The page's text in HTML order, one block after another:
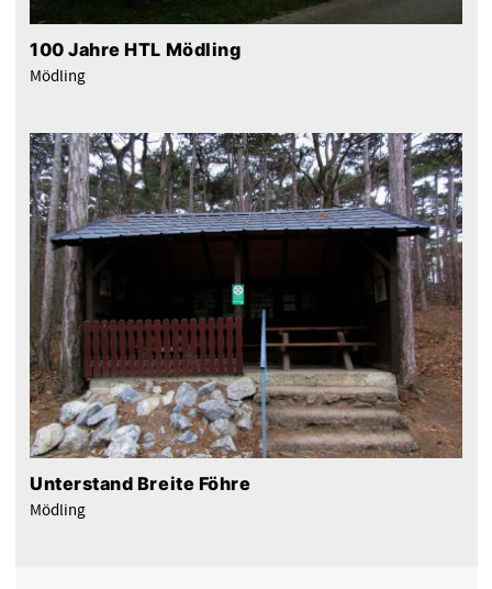
100 Jahre HTL Mödling
Mödling
Unterstand Breite Föhre
Mödling